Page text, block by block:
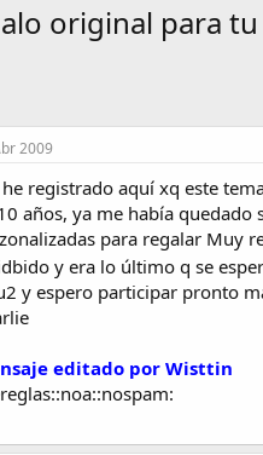
original para
2009
he registrado aquí xq este
años, ya me había
para regalar Muy
y era lo último q se
y espero participar pronto
editado por Wisttin